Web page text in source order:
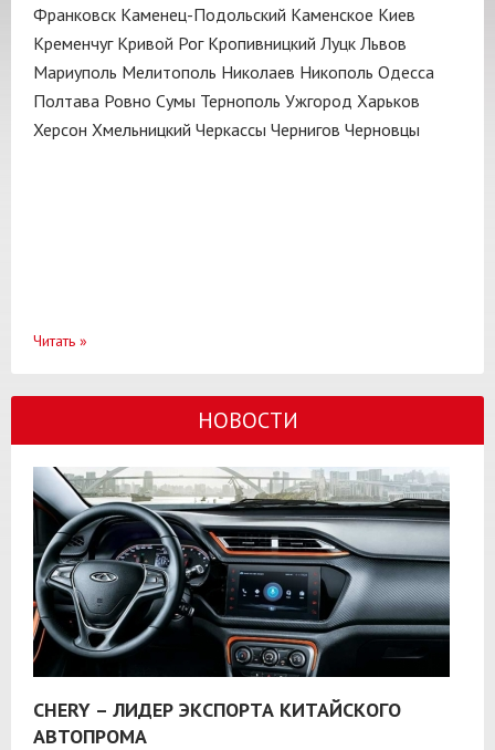
Франковск Каменец-Подольский Каменское Киев
Кременчуг Кривой Рог Кропивницкий Луцк Львов
Мариуполь Мелитополь Николаев Никополь Одесса
Полтава Ровно Сумы Тернополь Ужгород Харьков
Херсон Хмельницкий Черкассы Чернигов Черновцы
Читать »
НОВОСТИ
CHERY – ЛИДЕР ЭКСПОРТА КИТАЙСКОГО
АВТОПРОМА